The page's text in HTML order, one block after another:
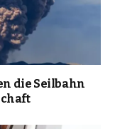
die Seilbahn